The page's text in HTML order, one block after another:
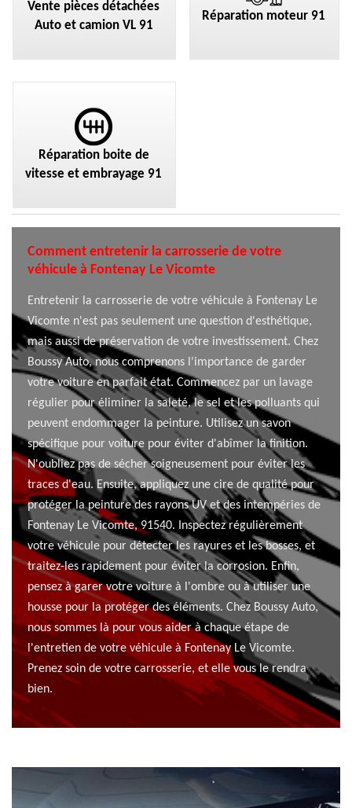
Vente pièces détachées
Auto et camion VL 91
Réparation moteur 91
Réparation boite de
vitesse et embrayage 91
Comment entretenir la carrosserie de votre
véhicule à Fontenay Le Vicomte
Entretenir la carrosserie de votre véhicule à Fontenay Le
Vicomte n'est pas seulement une question d'esthétique,
mais aussi de préservation de votre investissement. Chez
Boussy Auto, nous comprenons l'importance de garder
votre voiture en parfait état. Commencez par un lavage
régulier pour éliminer la saleté, le sel et les polluants qui
peuvent endommager la peinture. Utilisez un savon
spécifique pour voiture pour éviter d'abîmer la finition.
N'oubliez pas de sécher soigneusement pour éviter les
traces d'eau. Ensuite, appliquez une cire de qualité pour
protéger la peinture des rayons UV et des intempéries de
Fontenay Le Vicomte, 91540. Inspectez régulièrement
votre véhicule pour détecter les rayures et les bosses, et
traitez-les rapidement pour éviter la corrosion. Enfin,
pensez à garer votre voiture à l'ombre ou à utiliser une
housse pour la protéger des éléments. Chez Boussy Auto,
nous sommes là pour vous aider à chaque étape de
l'entretien de votre véhicule à Fontenay Le Vicomte.
Prenez soin de votre carrosserie, et elle vous le rendra
bien.